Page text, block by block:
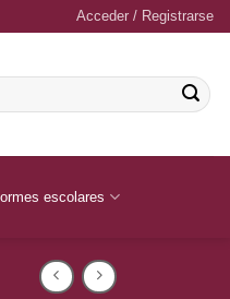
Acceder / Registrarse
escolares